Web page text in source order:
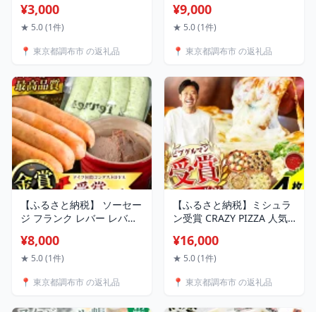
用 470g × 1～ 4セット【選
べる 容量 ・ 回数 】 | 唐辛
料 東京都 定期 定期便
¥3,000
★ 5.0 (1件)
📍 東京都調布市 の返礼品
枚組 セット | 白樺 実篤書
画 武者小路実篤記念館所蔵
記念館 武者小路実篤 文房
プ メモ 栞
¥9,000
★ 5.0 (1件)
📍 東京都調布市 の返礼品
【ふるさと納税】 ソーセー
ジ フランク レバー レバー
ールIFFA 受賞 セット 3品 |
肉 肉加工品 シャルキュト
藻 大山鶏 人気 伊豆天城黒
¥8,000
★ 5.0 (1件)
📍 東京都調布市 の返礼品
【ふるさと納税】ミシュラ
ン受賞 CRAZY PIZZA 人気
る種類 】 | Don Bravo ド
ンブラボー 4枚 マルゲリー
マヨコーン しらすカラスミ
¥16,000
★ 5.0 (1件)
📍 東京都調布市 の返礼品